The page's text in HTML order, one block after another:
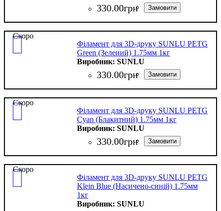
330.00грн
Скоро
Філамент для 3D-друку SUNLU PETG
Green (Зелений) 1.75мм 1кг
SUNLU
330.00грн
Скоро
Філамент для 3D-друку SUNLU PETG
Cyan (Блакитний) 1.75мм 1кг
SUNLU
330.00грн
Скоро
Філамент для 3D-друку SUNLU PETG
Klein Blue (Насичено-синій) 1.75мм
1кг
SUNLU